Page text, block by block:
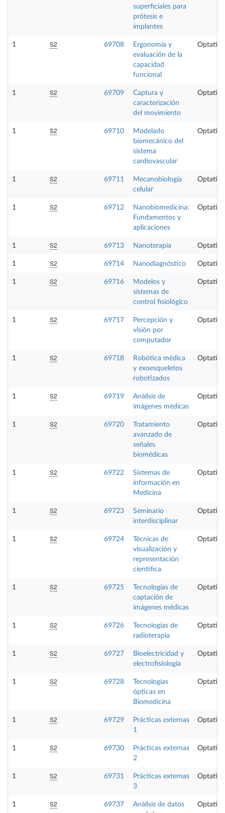
superficiales para
prótesis e
implantes
1 S2 69708
Ergonomía y
evaluación de la
capacidad
funcional
Optativa
1 S2 69709
Captura y
caracterización
del movimiento
Optativa
1 S2 69710
Modelado
biomecánico del
sistema
cardiovascular
Optativa
1 S2 69711
Mecanobiología
celular
Optativa
1 S2 69712
Nanobiomedicina:
Fundamentos y
aplicaciones
Optativa
1 S2 69713 Nanoterapia Optativa
1 S2 69714 Nanodiagnóstico Optativa
1 S2 69716
Modelos y
sistemas de
control fisiológico
Optativa
1 S2 69717
Percepción y
visión por
computador
Optativa
1 S2 69718
Robótica médica
y exoesqueletos
robotizados
Optativa
1 S2 69719
Análisis de
imágenes médicas
Optativa
1 S2 69720
Tratamiento
avanzado de
señales
biomédicas
Optativa
1 S2 69722
Sistemas de
información en
Medicina
Optativa
1 S2 69723
Seminario
interdisciplinar
Optativa
1 S2 69724
Técnicas de
visualización y
representación
científica
Optativa
1 S2 69725
Tecnologías de
captación de
imágenes médicas
Optativa
1 S2 69726
Tecnologías de
radioterapia
Optativa
1 S2 69727
Bioelectricidad y
electrofisiología
Optativa
1 S2 69728
Tecnologías
ópticas en
Biomedicina
Optativa
1 S2 69729
Prácticas externas
1
Optativa
1 S2 69730
Prácticas externas
2
Optativa
1 S2 69731
Prácticas externas
3
Optativa
1 S2 69737
Análisis de datos
Optativa